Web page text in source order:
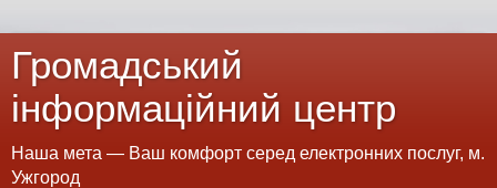
Громадський
інформаційний центр
Наша мета — Ваш комфорт серед електронних послуг, м.
Ужгород